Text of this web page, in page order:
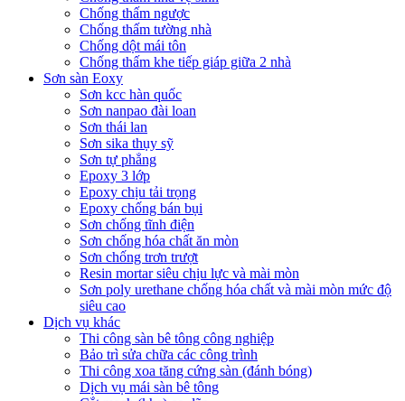
Chống thấm ngược
Chống thấm tường nhà
Chống dột mái tôn
Chống thấm khe tiếp giáp giữa 2 nhà
Sơn sàn Eoxy
Sơn kcc hàn quốc
Sơn nanpao đài loan
Sơn thái lan
Sơn sika thụy sỹ
Sơn tự phẳng
Epoxy 3 lớp
Epoxy chịu tải trọng
Epoxy chống bán bụi
Sơn chống tĩnh điện
Sơn chống hóa chất ăn mòn
Sơn chống trơn trượt
Resin mortar siêu chịu lực và mài mòn
Sơn poly urethane chống hóa chất và mài mòn mức độ
siêu cao
Dịch vụ khác
Thi công sàn bê tông công nghiệp
Bảo trì sửa chữa các công trình
Thi công xoa tăng cứng sàn (đánh bóng)
Dịch vụ mái sàn bê tông